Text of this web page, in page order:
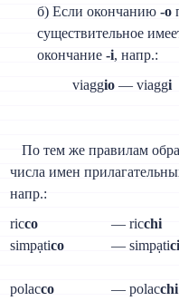
б) Если окончанию-o
существительное
окончание-i, напр.:
viaggio— viaggi
По тем же правилам
числа имен
напр.:
ricco — ricchi
simpạtico — simpạtici
polacco — polacchi